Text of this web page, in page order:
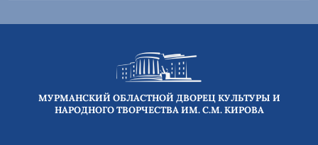
МУРМАНСКИЙ ОБЛАСТНОЙ ДВОРЕЦ КУЛЬТУРЫ И
НАРОДНОГО ТВОРЧЕСТВА ИМ. С.М. КИРОВА